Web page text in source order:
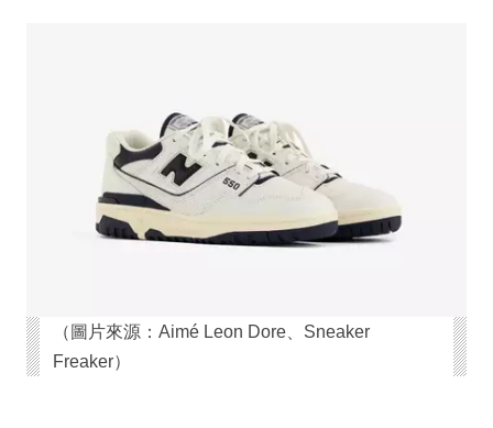
（圖片來源：Aimé Leon Dore、Sneaker
Freaker）